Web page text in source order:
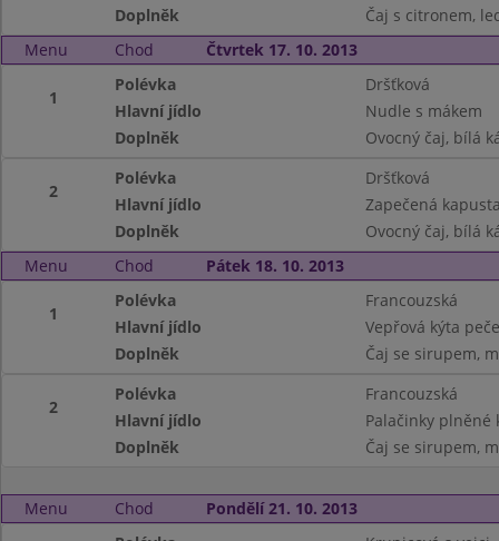
Doplněk
Čaj s citronem,
Menu
Chod Čtvrtek 17. 10. 2013
1
Polévka
Dršťková
Hlavní jídlo
Nudle s mákem
Doplněk
Ovocný čaj, bílá
2
Polévka
Dršťková
Hlavní jídlo
Zapečená
Doplněk
Ovocný čaj, bílá
Menu
Chod Pátek 18. 10. 2013
1
Polévka
Francouzská
Hlavní jídlo
Vepřová kýta
Doplněk
Čaj se sirupem,
2
Polévka
Francouzská
Hlavní jídlo
Palačinky plněné
Doplněk
Čaj se sirupem,
Menu Chod
Pondělí 21. 10. 2013